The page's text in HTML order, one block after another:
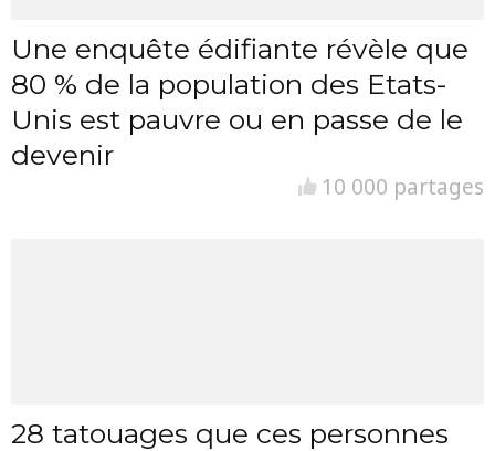
Une enquête édifiante révèle que
80 % de la population des Etats-
Unis est pauvre ou en passe de le
devenir
10 000 partages
28 tatouages que ces personnes